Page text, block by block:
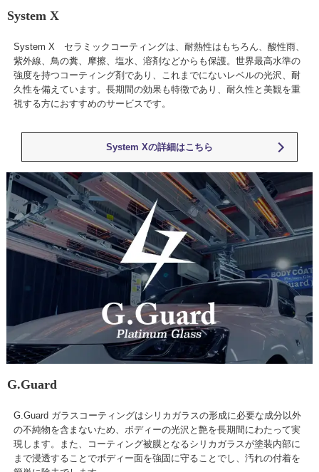
System X
System X セラミックコーティングは、耐熱性はもちろん、酸性雨、
紫外線、鳥の糞、摩擦、塩水、溶剤などからも保護。世界最高水準の
強度を持つコーティング剤であり、これまでにないレベルの光沢、耐
久性を備えています。長期間の効果も特徴であり、耐久性と美観を重
視する方におすすめのサービスです。
System Xの詳細はこちら
G.Guard
G.Guard ガラスコーティングはシリカガラスの形成に必要な成分以外
の不純物を含まないため、ボディーの光沢と艶を長期間にわたって実
現します。また、コーティング被膜となるシリカガラスが塗装内部に
まで浸透することでボディー面を強固に守ることでし、汚れの付着を